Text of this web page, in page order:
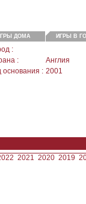
ДОМА ИГРЫ В
:
:
Англия
основания : 2001
2021 2020 2019